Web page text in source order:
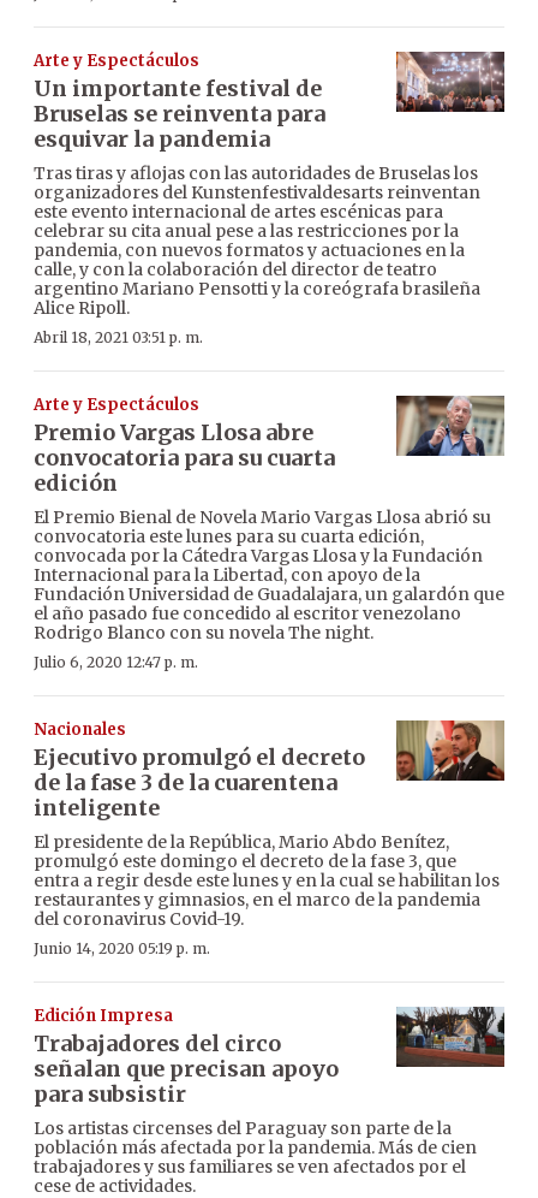
Arte y Espectáculos
Un importante festival de
Bruselas se reinventa para
esquivar la pandemia
Tras tiras y aflojas con las autoridades de Bruselas los
organizadores del Kunstenfestivaldesarts reinventan
este evento internacional de artes escénicas para
celebrar su cita anual pese a las restricciones por la
pandemia, con nuevos formatos y actuaciones en la
calle, y con la colaboración del director de teatro
argentino Mariano Pensotti y la coreógrafa brasileña
Alice Ripoll.
Abril 18, 2021 03:51 p. m.
Arte y Espectáculos
Premio Vargas Llosa abre
convocatoria para su cuarta
edición
El Premio Bienal de Novela Mario Vargas Llosa abrió su
convocatoria este lunes para su cuarta edición,
convocada por la Cátedra Vargas Llosa y la Fundación
Internacional para la Libertad, con apoyo de la
Fundación Universidad de Guadalajara, un galardón que
el año pasado fue concedido al escritor venezolano
Rodrigo Blanco con su novela The night.
Julio 6, 2020 12:47 p. m.
Nacionales
Ejecutivo promulgó el decreto
de la fase 3 de la cuarentena
inteligente
El presidente de la República, Mario Abdo Benítez,
promulgó este domingo el decreto de la fase 3, que
entra a regir desde este lunes y en la cual se habilitan los
restaurantes y gimnasios, en el marco de la pandemia
del coronavirus Covid-19.
Junio 14, 2020 05:19 p. m.
Edición Impresa
Trabajadores del circo
señalan que precisan apoyo
para subsistir
Los artistas circenses del Paraguay son parte de la
población más afectada por la pandemia. Más de cien
trabajadores y sus familiares se ven afectados por el
cese de actividades.